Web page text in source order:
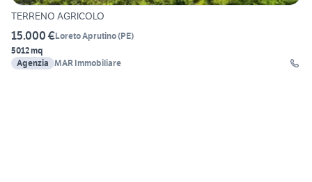
TERRENO AGRICOLO
15.000 €Loreto Aprutino(PE)
5012 mq
Agenzia MAR Immobiliare